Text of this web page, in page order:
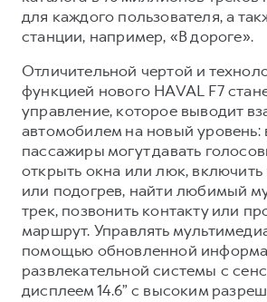
для каждого пользователя, а
станции, например, «В дороге».
Отличительной чертой и
функцией нового HAVAL F7
управление, которое выводит
автомобилем на новый уровень:
пассажиры могут давать
открыть окна или люк,
или подогрев, найти любимый
трек, позвонить контакту или
маршрут. Управлять
помощью обновленной
развлекательной системы с
дисплеем 14.6” с высоким